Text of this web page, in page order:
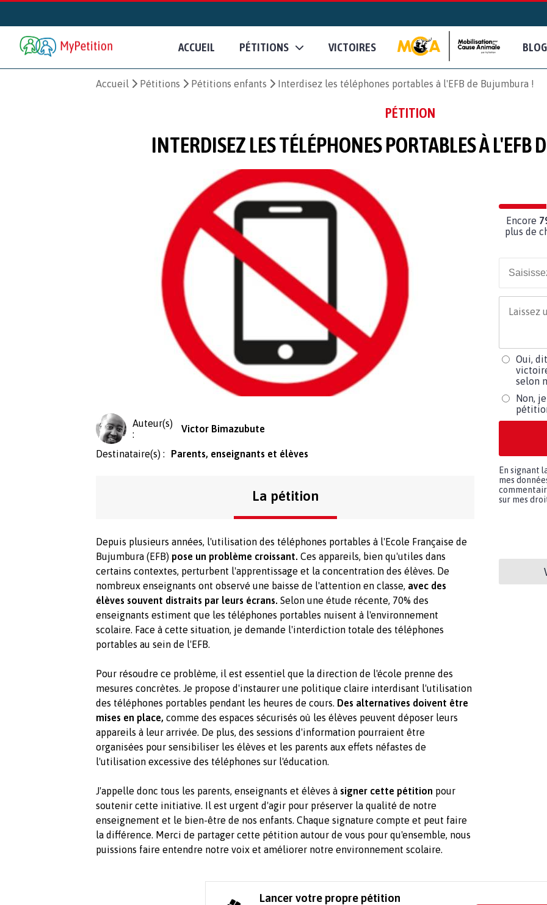
ACCUEIL PÉTITIONS VICTOIRES BLOG
Accueil Pétitions Pétitions enfants Interdisez les téléphones portables à l'EFB de Bujumbura !
PÉTITION
INTERDISEZ LES TÉLÉPHONES PORTABLES À L'EFB
Auteur(s)
:
Victor Bimazubute
Destinataire(s) : Parents, enseignants et élèves
La pétition
Depuis plusieurs années, l'utilisation des téléphones portables à l'Ecole Française de
Bujumbura (EFB) pose un problème croissant. Ces appareils, bien qu'utiles dans
certains contextes, perturbent l'apprentissage et la concentration des élèves. De
nombreux enseignants ont observé une baisse de l'attention en classe, avec des
élèves souvent distraits par leurs écrans. Selon une étude récente, 70% des
enseignants estiment que les téléphones portables nuisent à l'environnement
scolaire. Face à cette situation, je demande l'interdiction totale des téléphones
portables au sein de l'EFB.
Pour résoudre ce problème, il est essentiel que la direction de l'école prenne des
mesures concrètes. Je propose d'instaurer une politique claire interdisant l'utilisation
des téléphones portables pendant les heures de cours. Des alternatives doivent être
mises en place, comme des espaces sécurisés où les élèves peuvent déposer leurs
appareils à leur arrivée. De plus, des sessions d'information pourraient être
organisées pour sensibiliser les élèves et les parents aux effets néfastes de
l'utilisation excessive des téléphones sur l'éducation.
J'appelle donc tous les parents, enseignants et élèves à signer cette pétition pour
soutenir cette initiative. Il est urgent d'agir pour préserver la qualité de notre
enseignement et le bien-être de nos enfants. Chaque signature compte et peut faire
la différence. Merci de partager cette pétition autour de vous pour qu'ensemble, nous
puissions faire entendre notre voix et améliorer notre environnement scolaire.
Encore
plus de
Oui,
selon
Non,
En signant
mes
sur mes
Lancer votre propre pétition